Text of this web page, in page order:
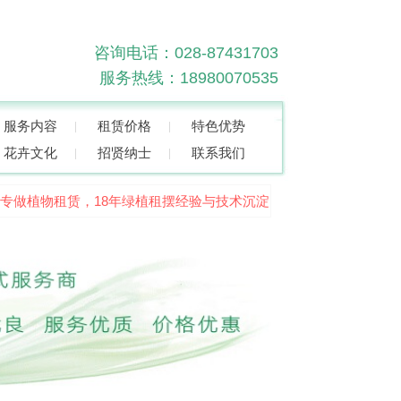
咨询电话：028-87431703
服务热线：18980070535
服务内容 租赁价格
特色优势
花卉文化
招贤纳士 联系我们
植物租赁，18年绿植租摆经验与技术沉淀，品质高、服务好！欢